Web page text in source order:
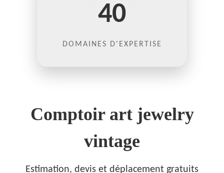
40
DOMAINES D'EXPERTISE
Comptoir art jewelry
vintage
Estimation, devis et déplacement gratuits